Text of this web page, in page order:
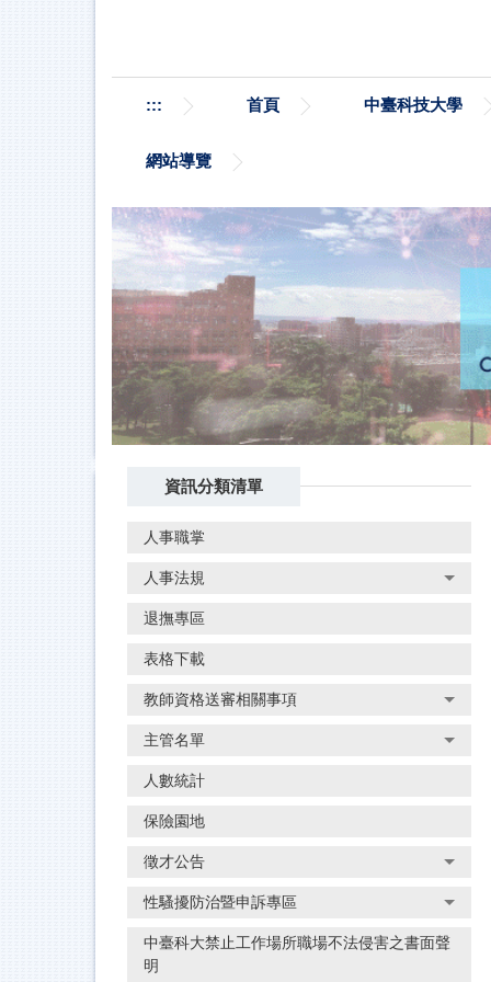
::: 首頁 中臺科技大學
網站導覽
資訊分類清單
人事職掌
人事法規
退撫專區
表格下載
教師資格送審相關事項
主管名單
人數統計
保險園地
徵才公告
性騷擾防治暨申訴專區
中臺科大禁止工作場所職場不法侵害之書面聲
明